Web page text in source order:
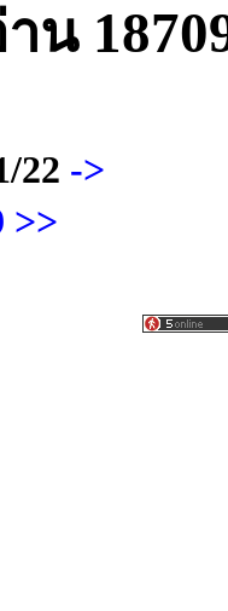
น
22 ->
>>